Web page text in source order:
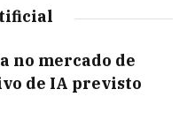
no mercado de
de IA previsto